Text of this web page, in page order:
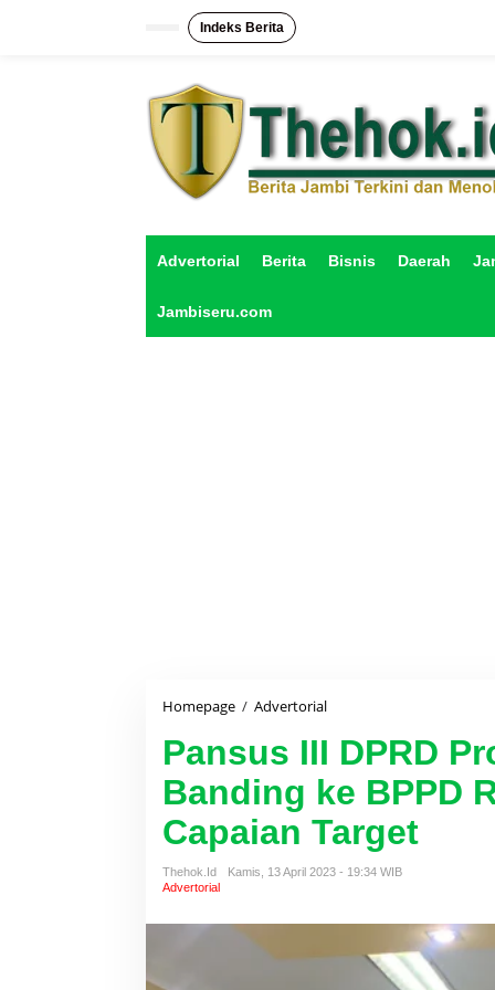
Indeks Berita
Advertorial Berita Bisnis Daerah
Jambiseru.com
Homepage / Advertorial
u
s
I
I
R
Pansus III DPRD
Banding ke BPPD
Capaian Target
Thehok.id
Kamis, 13 April 2023 - 19:34 WIB
Advertorial